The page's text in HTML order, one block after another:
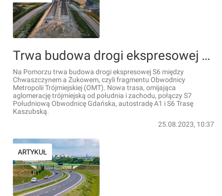
Trwa budowa drogi ekspresowej S6 – Obwodnicy Metropolii Trójmiejskiej [FILMY + ZDJĘCIA]
Na Pomorzu trwa budowa drogi ekspresowej S6 między
Chwaszczynem a Żukowem, czyli fragmentu Obwodnicy
Metropolii Trójmiejskiej (OMT). Nowa trasa, omijająca
aglomerację trójmiejską od południa i zachodu, połączy S7
Południową Obwodnicę Gdańska, autostradę A1 i S6 Trasę
Kaszubską.
25.08.2023, 10:37
ARTYKUŁ